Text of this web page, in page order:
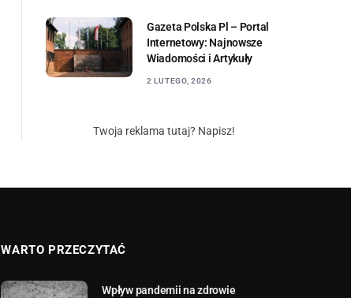
Gazeta Polska Pl – Portal
Internetowy: Najnowsze
Wiadomości i Artykuły
2 LUTEGO, 2026
Twoja reklama tutaj? Napisz!
WARTO PRZECZYTAĆ
Wpływ pandemii na zdrowie